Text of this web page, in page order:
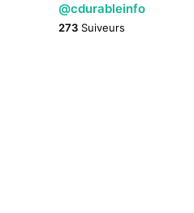
@cdurableinfo
273 Suiveurs